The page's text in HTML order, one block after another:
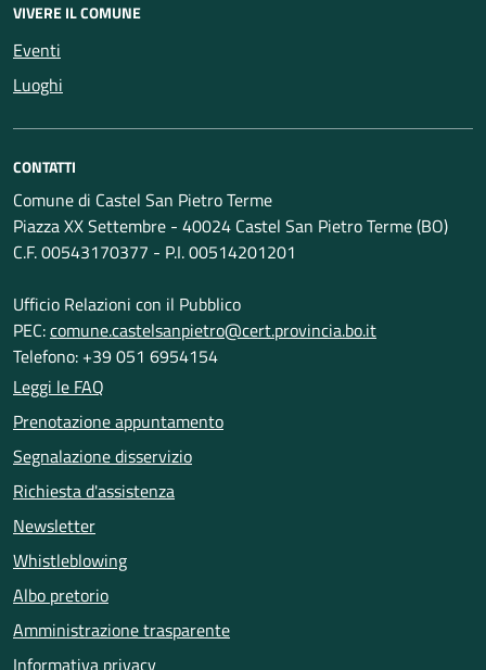
VIVERE IL COMUNE
Eventi
Luoghi
CONTATTI
Comune di Castel San Pietro Terme
Piazza XX Settembre - 40024 Castel San Pietro Terme (BO)
C.F. 00543170377 - P.I. 00514201201
Ufficio Relazioni con il Pubblico
PEC:comune.castelsanpietro@cert.provincia.bo.it
Telefono: +39 051 6954154
Leggi le FAQ
Prenotazione appuntamento
Segnalazione disservizio
Richiesta d'assistenza
Newsletter
Whistleblowing
Albo pretorio
Amministrazione trasparente
Informativa privacy